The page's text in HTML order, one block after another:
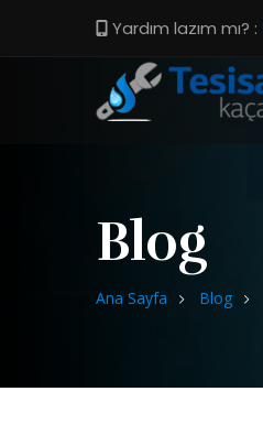
Yardım lazım mı? :
Blog
Ana Sayfa Blog